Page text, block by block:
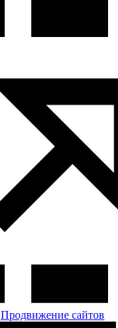
Продвижение сайтов